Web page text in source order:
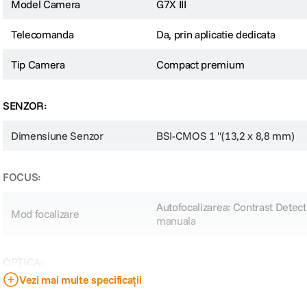
Senzor CMOS 1'' 20 MP si Procesor DIGI 8
Dispunand de un senzor CMOS de 1" si 20MP, impreuna cu un procesor
G7 X Mark III accepta inregistrarea video verticala,iar conectivitatea pentru
Model Camera G7X III
Telecomanda Da, prin aplicatie dedicata
Tip Camera Compact premium
SENZOR:
Dimensiune Senzor BSI-CMOS 1 "(13,2 x 8,8 mm)
FOCUS:
Mod focalizare
Autofocalizarea: Contrast
manuala
Vezi mai multe specificații